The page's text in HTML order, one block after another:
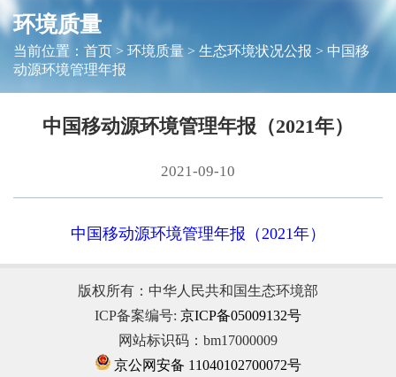
环境质量
当前位置： 首页> 环境质量> 生态环境状况公报 > 中国移
动源环境管理年报
中国移动源环境管理年报（2021年）
2021-09-10
中国移动源环境管理年报（2021年）
版权所有：中华人民共和国生态环境部
ICP备案编号: 京ICP备05009132号
网站标识码：bm17000009
京公网安备 11040102700072号